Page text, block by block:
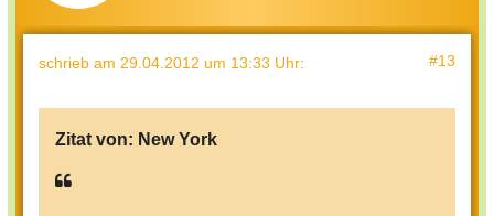
schrieb am 29.04.2012 um 13:33 Uhr: #13
Zitat von: New York